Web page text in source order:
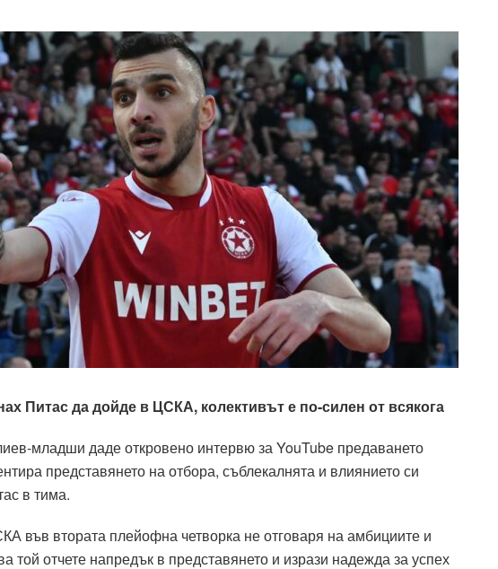
Питас да дойде в ЦСКА, колективът е по-силен от всякога
младши даде откровено интервю за YouTube предаването
представянето на отбора, съблекалнята и влиянието си
в тима.
във втората плейофна четворка не отговаря на амбициите и
той отчете напредък в представянето и изрази надежда за успех